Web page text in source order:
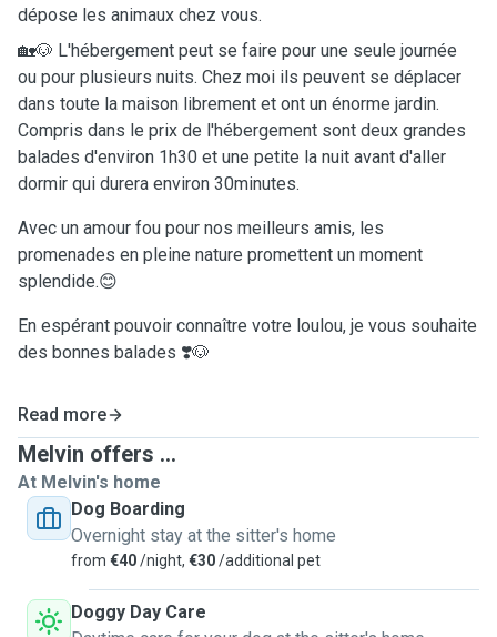
dépose les animaux chez vous.
🏡🐶 L'hébergement peut se faire pour une seule journée
ou pour plusieurs nuits. Chez moi ils peuvent se déplacer
dans toute la maison librement et ont un énorme jardin.
Compris dans le prix de l'hébergement sont deux grandes
balades d'environ 1h30 et une petite la nuit avant d'aller
dormir qui durera environ 30minutes.
Avec un amour fou pour nos meilleurs amis, les
promenades en pleine nature promettent un moment
splendide.😊
En espérant pouvoir connaître votre loulou, je vous souhaite
des bonnes balades ❣️🐶
Read more
Melvin offers ...
At Melvin's home
Dog Boarding
Overnight stay at the sitter's home
from €40/night, €30/additional pet
Doggy Day Care